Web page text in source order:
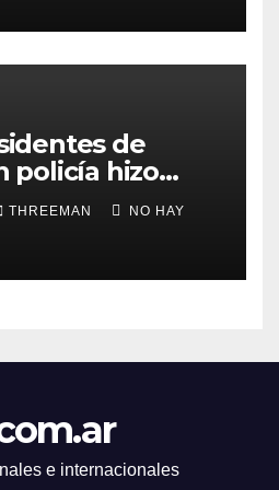
de
policía hizo
examen para
en Santa
THREEMAN NO HAY
e internacionales